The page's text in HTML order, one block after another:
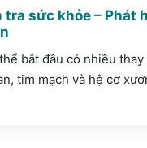
tra sức khỏe – Phát
bắt đầu có nhiều
tim mạch và hệ cơ
thường diễn tiến âm